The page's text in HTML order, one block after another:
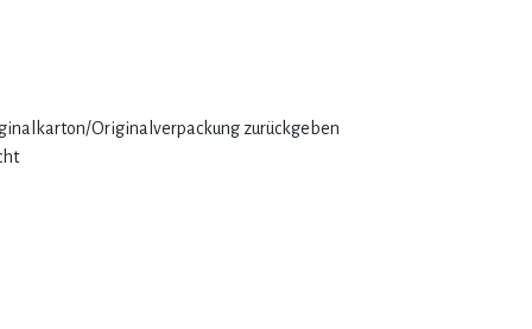
Originalverpackung zurückgeben